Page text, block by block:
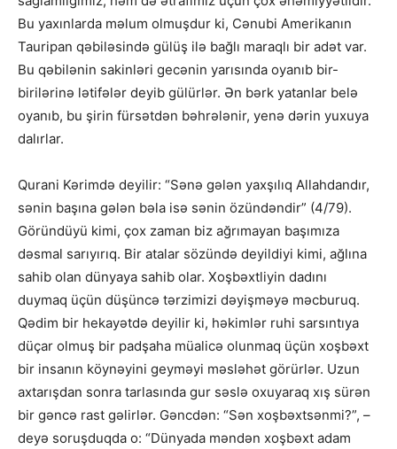
Bu yaxınlarda məlum olmuşdur ki, Cənubi Amerikanın
Tauripan qəbiləsində gülüş ilə bağlı maraqlı bir adət var.
Bu qəbilənin sakinləri gecənin yarısında oyanıb bir-
birilərinə lətifələr deyib gülürlər. Ən bərk yatanlar belə
oyanıb, bu şirin fürsətdən bəhrələnir, yenə dərin yuxuya
dalırlar.
Qurani Kərimdə deyilir: “Sənə gələn yaxşılıq Allahdandır,
sənin başına gələn bəla isə sənin özündəndir” (4/79).
Göründüyü kimi, çox zaman biz ağrımayan başımıza
dəsmal sarıyırıq. Bir atalar sözündə deyildiyi kimi, ağlına
sahib olan dünyaya sahib olar. Xoşbəxtliyin dadını
duymaq üçün düşüncə tərzimizi dəyişməyə məcburuq.
Qədim bir hekayətdə deyilir ki, həkimlər ruhi sarsıntıya
düçar olmuş bir padşaha müalicə olunmaq üçün xoşbəxt
bir insanın köynəyini geyməyi məsləhət görürlər. Uzun
axtarışdan sonra tarlasında gur səslə oxuyaraq xış sürən
bir gəncə rast gəlirlər. Gəncdən: “Sən xoşbəxtsənmi?”, –
deyə soruşduqda o: “Dünyada məndən xoşbəxt adam